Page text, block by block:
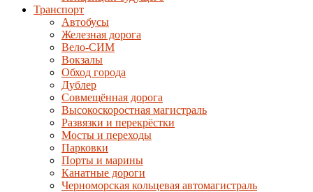
Транспорт
Автобусы
Железная дорога
Вело-СИМ
Вокзалы
Обход города
Дублер
Совмещённая дорога
Высокоскоростная магистраль
Развязки и перекрёстки
Мосты и переходы
Парковки
Порты и марины
Канатные дороги
Черноморская кольцевая автомагистраль